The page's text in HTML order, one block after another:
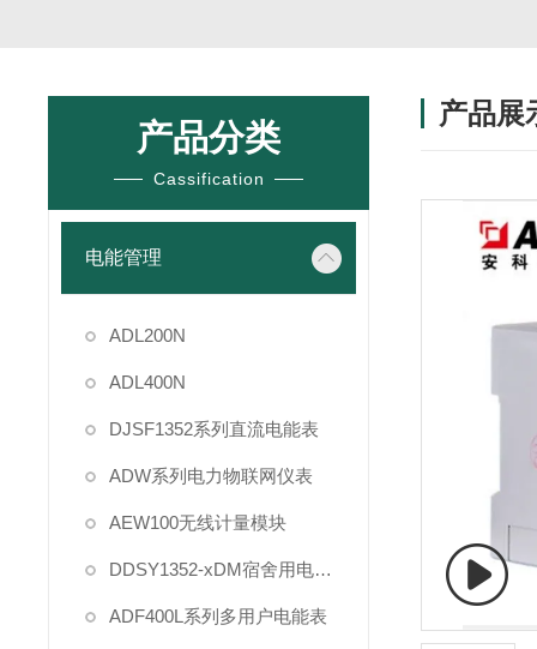
产品分类
Cassification
电能管理
ADL200N
ADL400N
DJSF1352系列直流电能表
ADW系列电力物联网仪表
AEW100无线计量模块
DDSY1352-xDM宿舍用电管理
ADF400L系列多用户电能表
产品展